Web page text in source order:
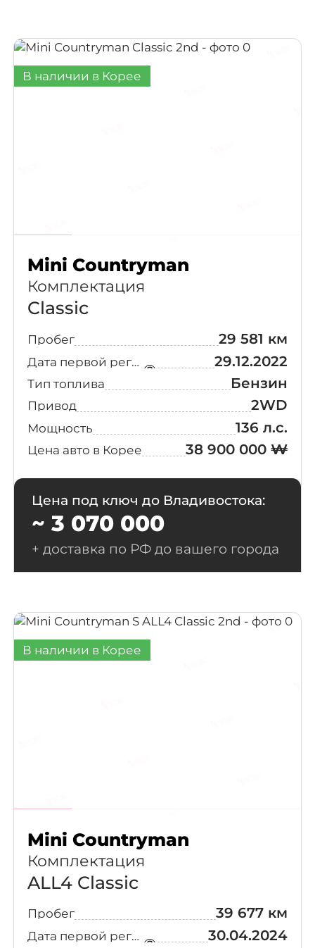
В наличии в Корее
Mini Countryman
Комплектация
Classic
Пробег 29 581 км
Дата первой регистрации 29.12.2022
Тип топлива Бензин
Привод 2WD
Мощность 136 л.с.
Цена авто в Корее 38 900 000 ₩
Цена под ключ до Владивостока:
~ 3 070 000
+ доставка по РФ до вашего города
В наличии в Корее
Mini Countryman
Комплектация
ALL4 Classic
Пробег 39 677 км
Дата первой регистрации 30.04.2024
Омск
Воронеж
Пермь